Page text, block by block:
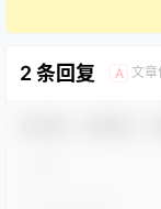
2 条回复 A 文章